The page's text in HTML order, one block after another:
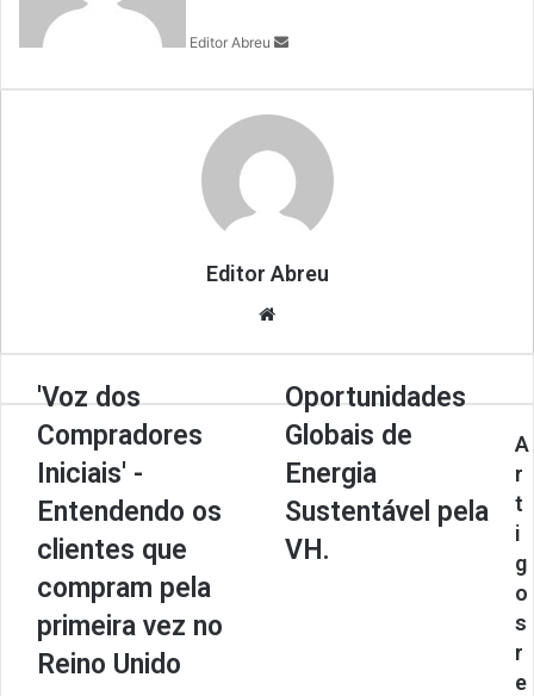
Editor Abreu
a
i
Editor Abreu
'Voz dos
Compradores
Iniciais' -
Entendendo os
clientes que
compram pela
primeira vez no
Reino Unido
Oportunidades
Globais de
Energia
Sustentável pela
VH.
A
r
t
i
g
o
s
r
e